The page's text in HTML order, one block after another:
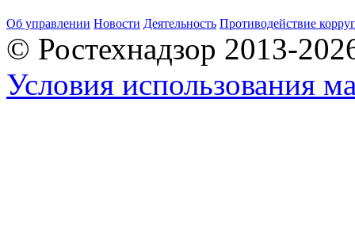
Об управлении Новости Деятельность Противодействие
© Ростехнадзор 2013-
Условия использования